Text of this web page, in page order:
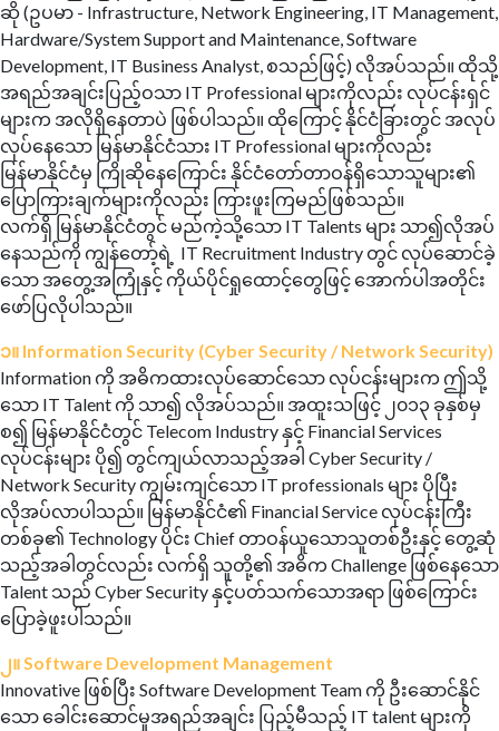
ဆို (ဥပမာ - Infrastructure, Network Engineering, IT Management,
Hardware/System Support and Maintenance, Software
Development, IT Business Analyst, စသည်ဖြင့်) လိုအပ်သည်။ ထိုသို့
အရည်အချင်းပြည့်ဝသာ IT Professional များကိုလည်း လုပ်ငန်းရှင်
များက အလိုရှိနေတာပဲ ဖြစ်ပါသည်။ ထိုကြောင့် နိုင်ငံခြားတွင် အလုပ်
လုပ်နေသော မြန်မာနိုင်ငံသား IT Professional များကိုလည်း
မြန်မာနိုင်ငံမှ ကြိုဆိုနေကြောင်း နိုင်ငံတော်တာဝန်ရှိသောသူများ၏
ပြောကြားချက်များကိုလည်း ကြားဖူးကြမည်ဖြစ်သည်။
လက်ရှိ မြန်မာနိုင်ငံတွင် မည်ကဲ့သို့သော IT Talents များ သာ၍လိုအပ်
နေသည်ကို ကျွန်တော့်ရဲ့ IT Recruitment Industry တွင် လုပ်ဆောင်ခဲ့
သော အတွေ့အကြုံနှင့် ကိုယ်ပိုင်ရှုထောင့်တွေဖြင့် အောက်ပါအတိုင်း
ဖော်ပြလိုပါသည်။
၁။ Information Security (Cyber Security / Network Security)
Information ကို အဓိကထားလုပ်ဆောင်သော လုပ်ငန်းများက ဤသို့
သော IT Talent ကို သာ၍ လိုအပ်သည်။ အထူးသဖြင့် ၂၀၁၃ ခုနှစ်မှ
စ၍ မြန်မာနိုင်ငံတွင် Telecom Industry နှင့် Financial Services
လုပ်ငန်းများ ပို၍ တွင်ကျယ်လာသည့်အခါ Cyber Security /
Network Security ကျွမ်းကျင်သော IT professionals များ ပိုပြီး
လိုအပ်လာပါသည်။ မြန်မာနိုင်ငံ၏ Financial Service လုပ်ငန်းကြီး
တစ်ခု၏ Technology ပိုင်း Chief တာဝန်ယူသောသူတစ်ဦးနှင့် တွေ့ဆုံ
သည့်အခါတွင်လည်း လက်ရှိ သူတို့၏ အဓိက Challenge ဖြစ်နေသော
Talent သည် Cyber Security နှင့်ပတ်သက်သောအရာ ဖြစ်ကြောင်း
ပြောခဲ့ဖူးပါသည်။
၂။ Software Development Management
Innovative ဖြစ်ပြီး Software Development Team ကို ဦးဆောင်နိုင်
သော ခေါင်းဆောင်မှုအရည်အချင်း ပြည့်မီသည့် IT talent များကို